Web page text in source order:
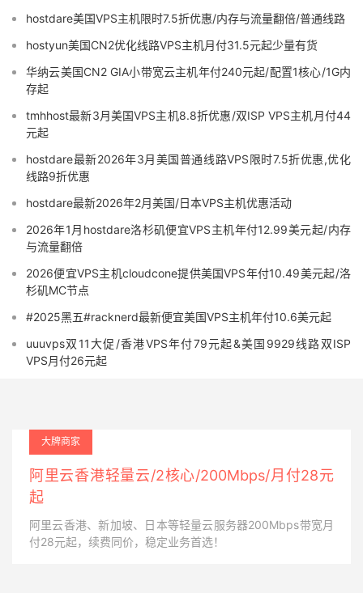
hostdare美国VPS主机限时7.5折优惠/内存与流量翻倍/普通线路
hostyun美国CN2优化线路VPS主机月付31.5元起少量有货
华纳云美国CN2 GIA小带宽云主机年付240元起/配置1核心/1G内
存起
tmhhost最新3月美国VPS主机8.8折优惠/双ISP VPS主机月付44
元起
hostdare最新2026年3月美国普通线路VPS限时7.5折优惠,优化
线路9折优惠
hostdare最新2026年2月美国/日本VPS主机优惠活动
2026年1月hostdare洛杉矶便宜VPS主机年付12.99美元起/内存
与流量翻倍
2026便宜VPS主机cloudcone提供美国VPS年付10.49美元起/洛
杉矶MC节点
#2025黑五#racknerd最新便宜美国VPS主机年付10.6美元起
uuuvps双11大促/香港VPS年付79元起&美国9929线路双ISP
VPS月付26元起
大牌商家
阿里云香港轻量云/2核心/200Mbps/月付28元
起
阿里云香港、新加坡、日本等轻量云服务器200Mbps带宽月
付28元起，续费同价，稳定业务首选！